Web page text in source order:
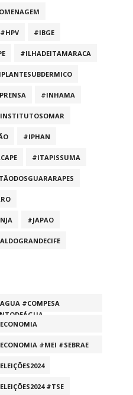
#HPV #IBGE
#ILHADEITAMARACA
#INHAMA
#IPHAN
#ITAPISSUMA
#JAPAO
#COMPESA
#MEI #SEBRAE
#TSE